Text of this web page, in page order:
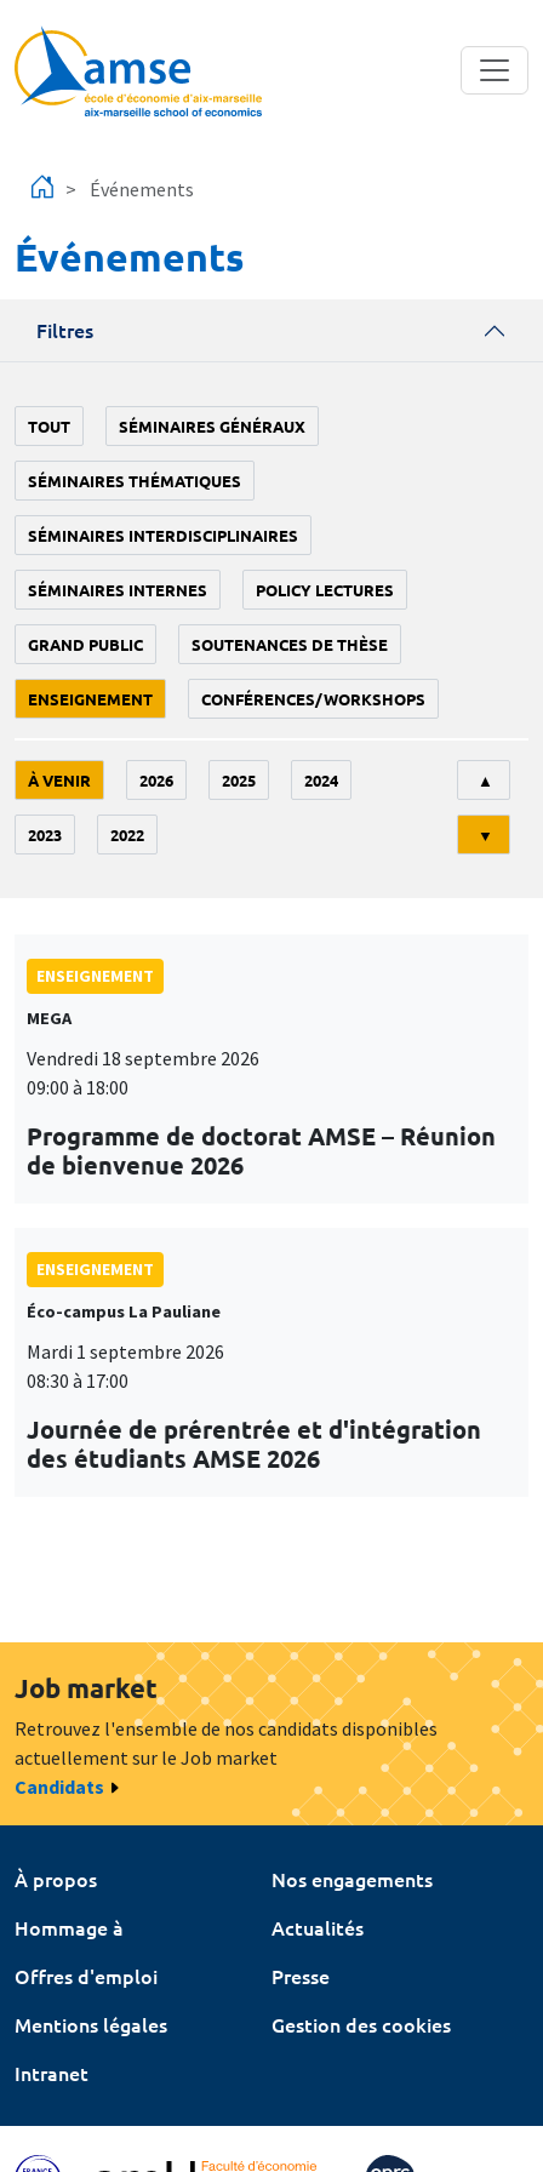
Événements
Événements
Filtres
TOUT SÉMINAIRES GÉNÉRAUX
SÉMINAIRES THÉMATIQUES
SÉMINAIRES INTERDISCIPLINAIRES
SÉMINAIRES INTERNES POLICY LECTURES
GRAND PUBLIC SOUTENANCES DE THÈSE
ENSEIGNEMENT CONFÉRENCES/WORKSHOPS
À VENIR 2026 2025 2024
2023 2022
▲
▼
ENSEIGNEMENT
MEGA
Vendredi 18 septembre 2026
09:00 à 18:00
Programme de doctorat AMSE – Réunion
de bienvenue 2026
ENSEIGNEMENT
Éco-campus La Pauliane
Mardi 1 septembre 2026
08:30 à 17:00
Journée de prérentrée et d'intégration
des étudiants AMSE 2026
Job market
Retrouvez l'ensemble de nos candidats disponibles
actuellement sur le Job market
Candidats
À propos
Nos engagements
Hommage à
Actualités
Offres d'emploi
Presse
Mentions légales
Gestion des cookies
Intranet